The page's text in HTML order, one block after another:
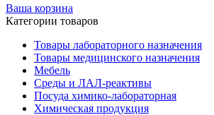
Ваша корзина
Категории товаров
Товары лабораторного назначения
Товары медицинского назначения
Мебель
Среды и ЛАЛ-реактивы
Посуда химико-лабораторная
Химическая продукция